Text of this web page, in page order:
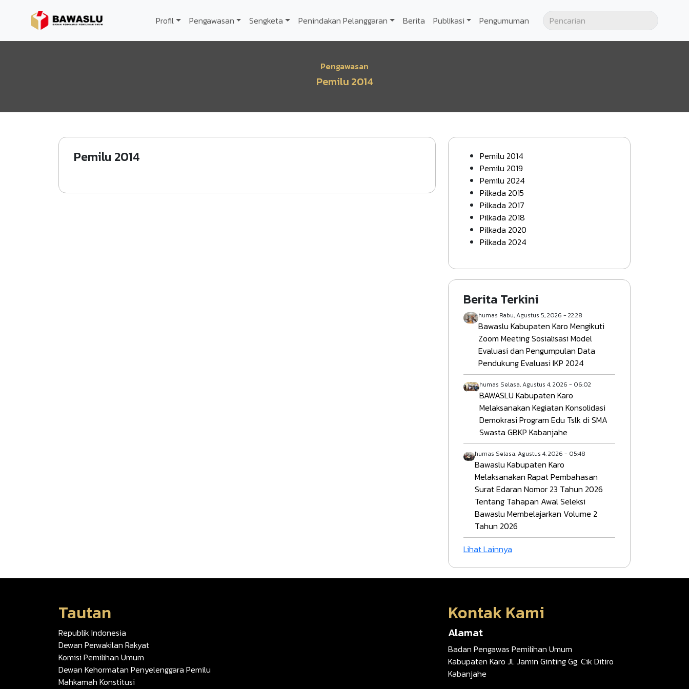
Profil
Pengawasan Sengketa Penindakan Pelanggaran Berita Publikasi Pengumuman
Pengawasan
Pemilu 2014
Pemilu 2014
Pemilu 2014
Pemilu 2019
Pemilu 2024
Pilkada 2015
Pilkada 2017
Pilkada 2018
Pilkada 2020
Pilkada 2024
Berita Terkini
humas Rabu, Agustus 5, 2026 - 22:28
Bawaslu Kabupaten Karo Mengikuti
Zoom Meeting Sosialisasi Model
Evaluasi dan Pengumpulan Data
Pendukung Evaluasi IKP 2024
humas Selasa, Agustus 4, 2026 - 06:02
BAWASLU Kabupaten Karo
Melaksanakan Kegiatan Konsolidasi
Demokrasi Program Edu Tslk di SMA
Swasta GBKP Kabanjahe
humas Selasa, Agustus 4, 2026 - 05:48
Bawaslu Kabupaten Karo
Melaksanakan Rapat Pembahasan
Surat Edaran Nomor 23 Tahun 2026
Tentang Tahapan Awal Seleksi
Bawaslu Membelajarkan Volume 2
Tahun 2026
Lihat Lainnya
Tautan
Republik Indonesia
Dewan Perwakilan Rakyat
Komisi Pemilihan Umum
Dewan Kehormatan Penyelenggara Pemilu
Mahkamah Konstitusi
Kontak Kami
Alamat
Badan Pengawas Pemilihan Umum
Kabupaten Karo Jl. Jamin Ginting Gg. Cik Ditiro
Kabanjahe